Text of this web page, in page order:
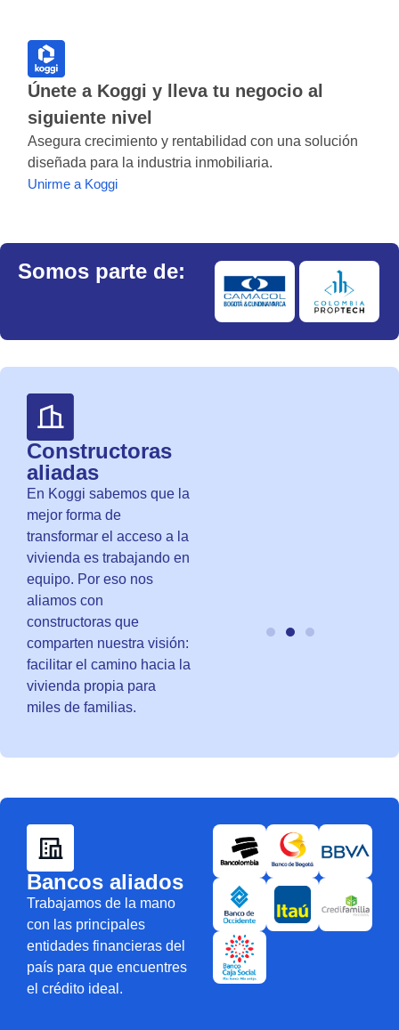
Únete a Koggi y lleva tu negocio al
siguiente nivel
Asegura crecimiento y rentabilidad con una solución
diseñada para la industria inmobiliaria.
Unirme a Koggi
Somos parte de:
Constructoras
aliadas
En Koggi sabemos que la
mejor forma de
transformar el acceso a la
vivienda es trabajando en
equipo. Por eso nos
aliamos con
constructoras que
comparten nuestra visión:
facilitar el camino hacia la
vivienda propia para
miles de familias.
Bancos aliados
Trabajamos de la mano
con las principales
entidades financieras del
país para que encuentres
el crédito ideal.